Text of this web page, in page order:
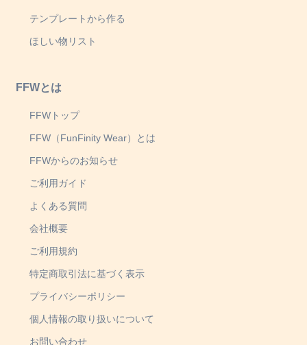
テンプレートから作る
ほしい物リスト
FFWとは
FFWトップ
FFW（FunFinity Wear）とは
FFWからのお知らせ
ご利用ガイド
よくある質問
会社概要
ご利用規約
特定商取引法に基づく表示
プライバシーポリシー
個人情報の取り扱いについて
お問い合わせ